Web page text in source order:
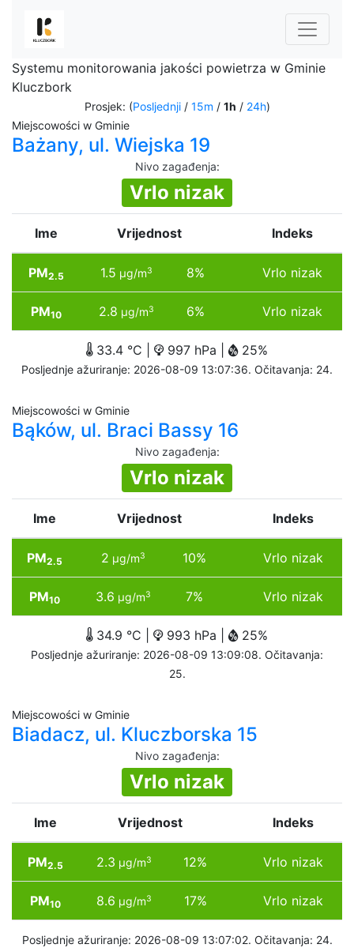
Systemu monitorowania jakości powietrza w Gminie
Kluczbork
Prosjek: (Posljednji/ 15m / 1h / 24h)
Miejscowości w Gminie
Bażany, ul. Wiejska 19
Nivo zagađenja:
Vrlo nizak
Ime Vrijednost Indeks
PM2.5 1.5 µg/m3 8% Vrlo nizak
PM10 2.8 µg/m3 6% Vrlo nizak
33.4 °C | 997 hPa | 25%
Posljednje ažuriranje: 2026-08-09 13:07:36. Očitavanja: 24.
Miejscowości w Gminie
Bąków, ul. Braci Bassy 16
Nivo zagađenja:
Vrlo nizak
Ime Vrijednost Indeks
PM2.5 2 µg/m3 10% Vrlo nizak
PM10 3.6 µg/m3 7% Vrlo nizak
34.9 °C | 993 hPa | 25%
Posljednje ažuriranje: 2026-08-09 13:09:08. Očitavanja:
25.
Miejscowości w Gminie
Biadacz, ul. Kluczborska 15
Nivo zagađenja:
Vrlo nizak
Ime Vrijednost Indeks
PM2.5 2.3 µg/m3 12% Vrlo nizak
PM10 8.6 µg/m3 17% Vrlo nizak
Posljednje ažuriranje: 2026-08-09 13:07:02. Očitavanja: 24.